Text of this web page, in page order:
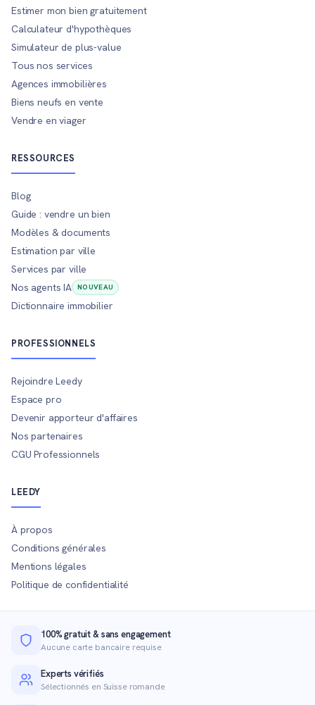
Estimer mon bien gratuitement
Calculateur d'hypothèques
Simulateur de plus-value
Tous nos services
Agences immobilières
Biens neufs en vente
Vendre en viager
RESSOURCES
Blog
Guide : vendre un bien
Modèles & documents
Estimation par ville
Services par ville
Nos agents IA
NOUVEAU
Dictionnaire immobilier
PROFESSIONNELS
Rejoindre Leedy
Espace pro
Devenir apporteur d'affaires
Nos partenaires
CGU Professionnels
LEEDY
À propos
Conditions générales
Mentions légales
Politique de confidentialité
100% gratuit & sans engagement
Aucune carte bancaire requise
Experts vérifiés
Sélectionnés en Suisse romande